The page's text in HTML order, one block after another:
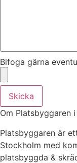
Bifoga gärna
Skicka
Om Platsbyggaren
Platsbyggaren är
Stockholm med
platsbyggda &